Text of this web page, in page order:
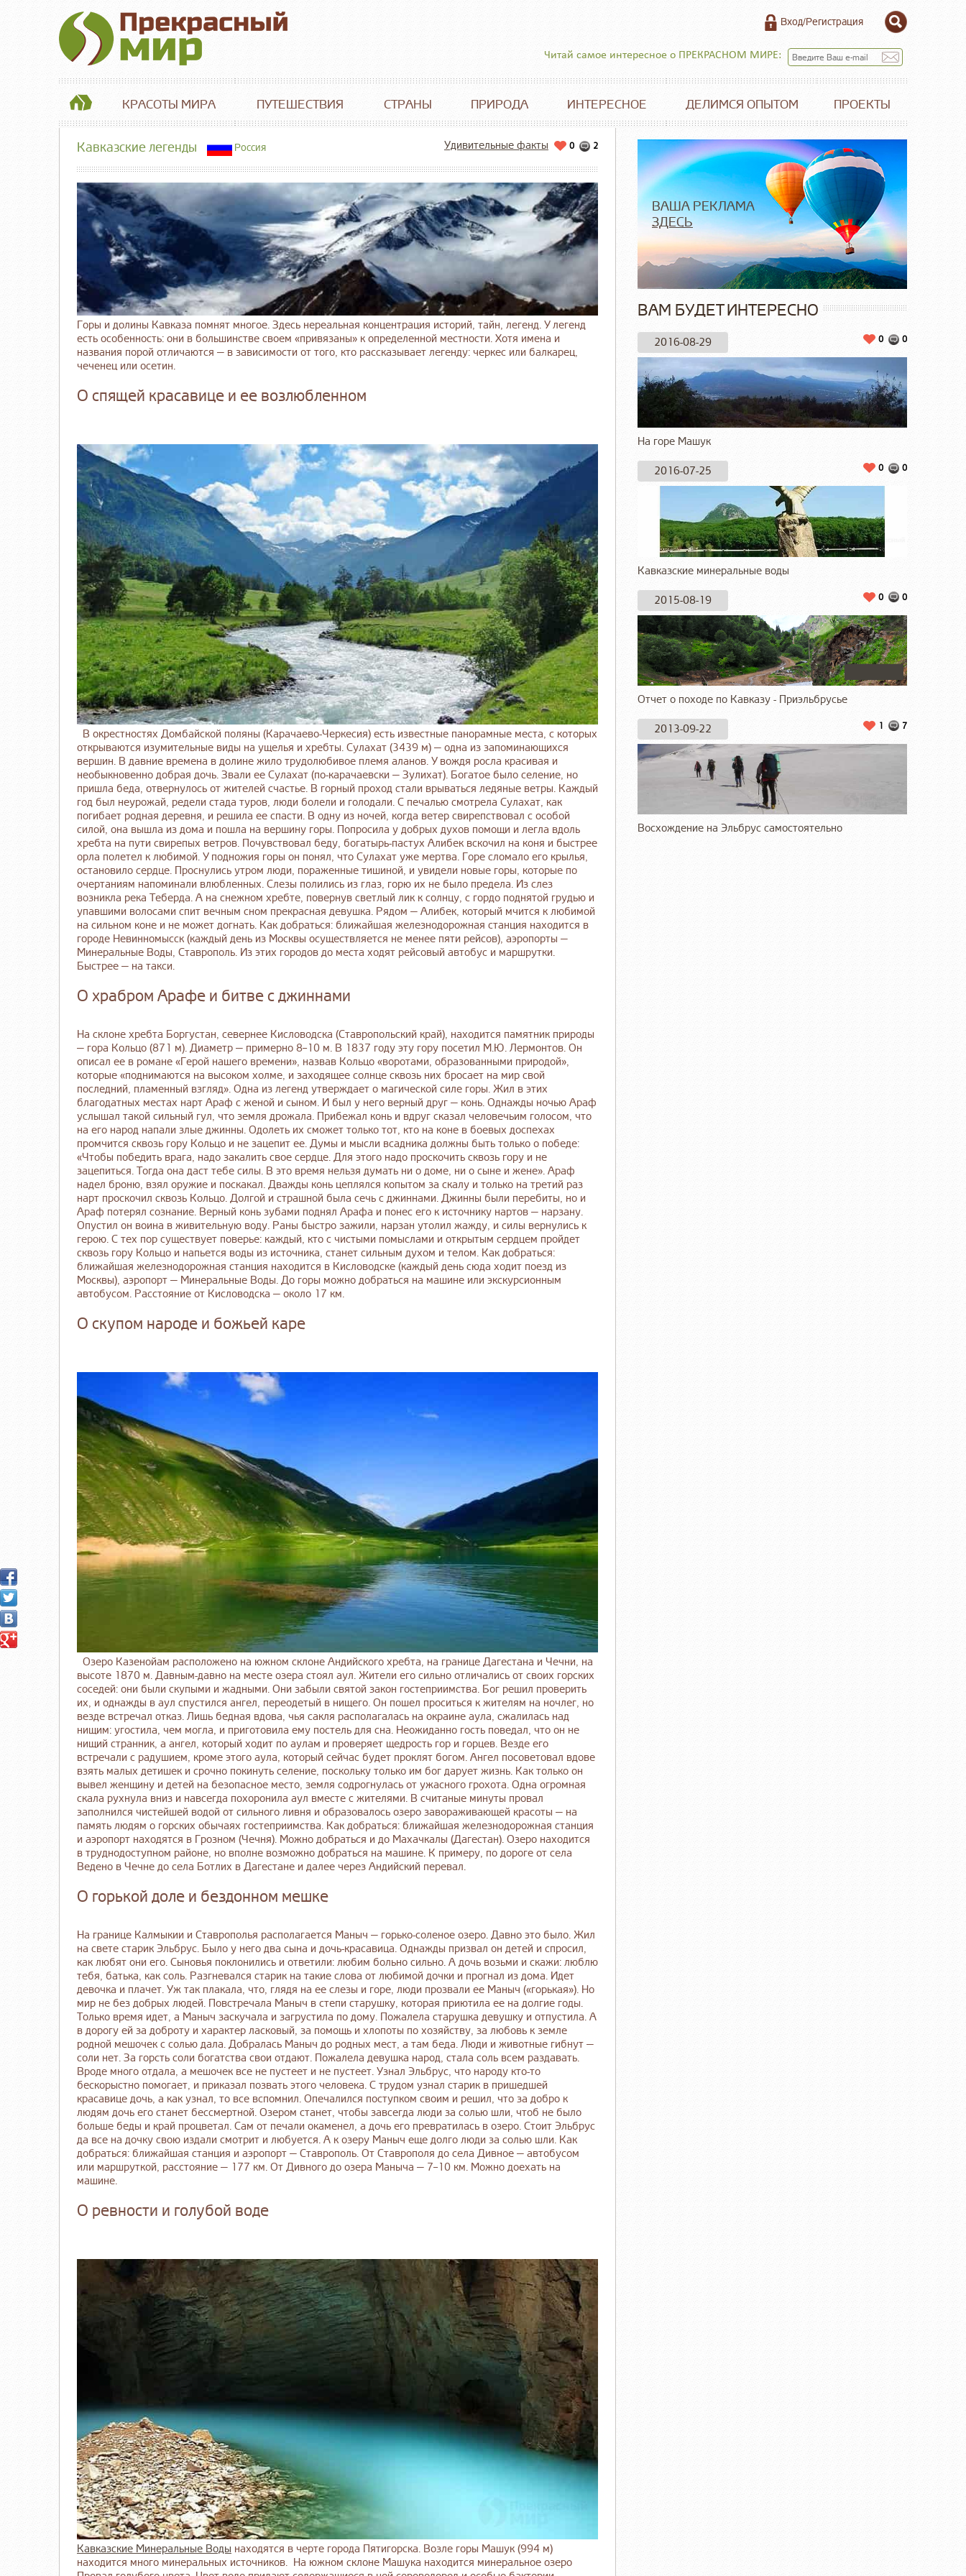
Вход/Регистрация
Читай самое интересное о ПРЕКРАСНОМ МИРЕ:
КРАСОТЫ МИРА ПУТЕШЕСТВИЯ СТРАНЫ ПРИРОДА ИНТЕРЕСНОЕ ДЕЛИМСЯ ОПЫТОМ ПРОЕКТЫ
2
0
Удивительные факты
Кавказские легенды Россия
Горы и долины Кавказа помнят многое. Здесь нереальная концентрация историй, тайн, легенд. У легенд
есть особенность: они в большинстве своем «привязаны» к определенной местности. Хотя имена и
названия порой отличаются — в зависимости от того, кто рассказывает легенду: черкес или балкарец,
чеченец или осетин.
О спящей красавице и ее возлюбленном
В окрестностях Домбайской поляны (Карачаево-Черкесия) есть известные панорамные места, с которых
открываются изумительные виды на ущелья и хребты. Сулахат (3439 м) — одна из запоминающихся
вершин. В давние времена в долине жило трудолюбивое племя аланов. У вождя росла красивая и
необыкновенно добрая дочь. Звали ее Сулахат (по-карачаевски — Зулихат). Богатое было селение, но
пришла беда, отвернулось от жителей счастье. В горный проход стали врываться ледяные ветры. Каждый
год был неурожай, редели стада туров, люди болели и голодали. С печалью смотрела Сулахат, как
погибает родная деревня, и решила ее спасти. В одну из ночей, когда ветер свирепствовал с особой
силой, она вышла из дома и пошла на вершину горы. Попросила у добрых духов помощи и легла вдоль
хребта на пути свирепых ветров. Почувствовал беду, богатырь-пастух Алибек вскочил на коня и быстрее
орла полетел к любимой. У подножия горы он понял, что Сулахат уже мертва. Горе сломало его крылья,
остановило сердце. Проснулись утром люди, пораженные тишиной, и увидели новые горы, которые по
очертаниям напоминали влюбленных. Слезы полились из глаз, горю их не было предела. Из слез
возникла река Теберда. А на снежном хребте, повернув светлый лик к солнцу, с гордо поднятой грудью и
упавшими волосами спит вечным сном прекрасная девушка. Рядом — Алибек, который мчится к любимой
на сильном коне и не может догнать. Как добраться: ближайшая железнодорожная станция находится в
городе Невинномысск (каждый день из Москвы осуществляется не менее пяти рейсов), аэропорты —
Минеральные Воды, Ставрополь. Из этих городов до места ходят рейсовый автобус и маршрутки.
Быстрее — на такси.
О храбром Арафе и битве с джиннами
На склоне хребта Боргустан, севернее Кисловодска (Ставропольский край), находится памятник природы
— гора Кольцо (871 м). Диаметр — примерно 8–10 м. В 1837 году эту гору посетил М.Ю. Лермонтов. Он
описал ее в романе «Герой нашего времени», назвав Кольцо «воротами, образованными природой»,
которые «поднимаются на высоком холме, и заходящее солнце сквозь них бросает на мир свой
последний, пламенный взгляд». Одна из легенд утверждает о магической силе горы. Жил в этих
благодатных местах нарт Араф с женой и сыном. И был у него верный друг — конь. Однажды ночью Араф
услышал такой сильный гул, что земля дрожала. Прибежал конь и вдруг сказал человечьим голосом, что
на его народ напали злые джинны. Одолеть их сможет только тот, кто на коне в боевых доспехах
промчится сквозь гору Кольцо и не зацепит ее. Думы и мысли всадника должны быть только о победе:
«Чтобы победить врага, надо закалить свое сердце. Для этого надо проскочить сквозь гору и не
зацепиться. Тогда она даст тебе силы. В это время нельзя думать ни о доме, ни о сыне и жене». Араф
надел броню, взял оружие и поскакал. Дважды конь цеплялся копытом за скалу и только на третий раз
нарт проскочил сквозь Кольцо. Долгой и страшной была сечь с джиннами. Джинны были перебиты, но и
Араф потерял сознание. Верный конь зубами поднял Арафа и понес его к источнику нартов — нарзану.
Опустил он воина в живительную воду. Раны быстро зажили, нарзан утолил жажду, и силы вернулись к
герою. С тех пор существует поверье: каждый, кто с чистыми помыслами и открытым сердцем пройдет
сквозь гору Кольцо и напьется воды из источника, станет сильным духом и телом. Как добраться:
ближайшая железнодорожная станция находится в Кисловодске (каждый день сюда ходит поезд из
Москвы), аэропорт — Минеральные Воды. До горы можно добраться на машине или экскурсионным
автобусом. Расстояние от Кисловодска — около 17 км.
О скупом народе и божьей каре
Озеро Казенойам расположено на южном склоне Андийского хребта, на границе Дагестана и Чечни, на
высоте 1870 м. Давным-давно на месте озера стоял аул. Жители его сильно отличались от своих горских
соседей: они были скупыми и жадными. Они забыли святой закон гостеприимства. Бог решил проверить
их, и однажды в аул спустился ангел, переодетый в нищего. Он пошел проситься к жителям на ночлег, но
везде встречал отказ. Лишь бедная вдова, чья сакля располагалась на окраине аула, сжалилась над
нищим: угостила, чем могла, и приготовила ему постель для сна. Неожиданно гость поведал, что он не
нищий странник, а ангел, который ходит по аулам и проверяет щедрость гор и горцев. Везде его
встречали с радушием, кроме этого аула, который сейчас будет проклят богом. Ангел посоветовал вдове
взять малых детишек и срочно покинуть селение, поскольку только им бог дарует жизнь. Как только он
вывел женщину и детей на безопасное место, земля содрогнулась от ужасного грохота. Одна огромная
скала рухнула вниз и навсегда похоронила аул вместе с жителями. В считаные минуты провал
заполнился чистейшей водой от сильного ливня и образовалось озеро завораживающей красоты — на
память людям о горских обычаях гостеприимства. Как добраться: ближайшая железнодорожная станция
и аэропорт находятся в Грозном (Чечня). Можно добраться и до Махачкалы (Дагестан). Озеро находится
в труднодоступном районе, но вполне возможно добраться на машине. К примеру, по дороге от села
Ведено в Чечне до села Ботлих в Дагестане и далее через Андийский перевал.
О горькой доле и бездонном мешке
На границе Калмыкии и Ставрополья располагается Маныч — горько-соленое озеро. Давно это было. Жил
на свете старик Эльбрус. Было у него два сына и дочь-красавица. Однажды призвал он детей и спросил,
как любят они его. Сыновья поклонились и ответили: любим больно сильно. А дочь возьми и скажи: люблю
тебя, батька, как соль. Разгневался старик на такие слова от любимой дочки и прогнал из дома. Идет
девочка и плачет. Уж так плакала, что, глядя на ее слезы и горе, люди прозвали ее Маныч («горькая»). Но
мир не без добрых людей. Повстречала Маныч в степи старушку, которая приютила ее на долгие годы.
Только время идет, а Маныч заскучала и загрустила по дому. Пожалела старушка девушку и отпустила. А
в дорогу ей за доброту и характер ласковый, за помощь и хлопоты по хозяйству, за любовь к земле
родной мешочек с солью дала. Добралась Маныч до родных мест, а там беда. Люди и животные гибнут —
соли нет. За горсть соли богатства свои отдают. Пожалела девушка народ, стала соль всем раздавать.
Вроде много отдала, а мешочек все не пустеет и не пустеет. Узнал Эльбрус, что народу кто-то
бескорыстно помогает, и приказал позвать этого человека. С трудом узнал старик в пришедшей
красавице дочь, а как узнал, то все вспомнил. Опечалился поступком своим и решил, что за добро к
людям дочь его станет бессмертной. Озером станет, чтобы завсегда люди за солью шли, чтоб не было
больше беды и край процветал. Сам от печали окаменел, а дочь его превратилась в озеро. Стоит Эльбрус
да все на дочку свою издали смотрит и любуется. А к озеру Маныч еще долго люди за солью шли. Как
добраться: ближайшая станция и аэропорт — Ставрополь. От Ставрополя до села Дивное — автобусом
или маршруткой, расстояние — 177 км. От Дивного до озера Маныча — 7–10 км. Можно доехать на
машине.
О ревности и голубой воде
Кавказские Минеральные Воды находятся в черте города Пятигорска. Возле горы Машук (994 м)
находится много минеральных источников. На южном склоне Машука находится минеральное озеро
ВАША РЕКЛАМА
ЗДЕСЬ
ВАМ БУДЕТ ИНТЕРЕСНО
2016-08-29 0
0
На горе Машук
2016-07-25 0
0
Кавказские минеральные воды
2015-08-19 0
0
Отчет о походе по Кавказу - Приэльбрусье
2013-09-22 7
1
Восхождение на Эльбрус самостоятельно